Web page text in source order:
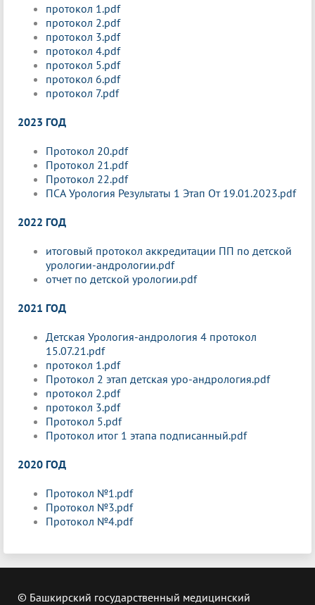
протокол 1.pdf
протокол 2.pdf
протокол 3.pdf
протокол 4.pdf
протокол 5.pdf
протокол 6.pdf
протокол 7.pdf
2023 ГОД
Протокол 20.pdf
Протокол 21.pdf
Протокол 22.pdf
ПСА Урология Результаты 1 Этап От 19.01.2023.pdf
2022 ГОД
итоговый протокол аккредитации ПП по детской
урологии-андрологии.pdf
отчет по детской урологии.pdf
2021 ГОД
Детская Урология-андрология 4 протокол
15.07.21.pdf
протокол 1.pdf
Протокол 2 этап детская уро-андрология.pdf
протокол 2.pdf
протокол 3.pdf
Протокол 5.pdf
Протокол итог 1 этапа подписанный.pdf
2020 ГОД
Протокол №1.pdf
Протокол №3.pdf
Протокол №4.pdf
© Башкирский государственный медицинский